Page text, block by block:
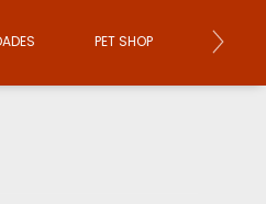
PET SHOP